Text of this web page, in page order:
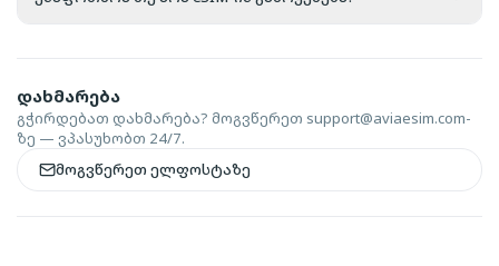
დახმარება
გჭირდებათ დახმარება? მოგვწერეთ support@aviaesim.com-
ზე — ვპასუხობთ 24/7.
მოგვწერეთ ელფოსტაზე